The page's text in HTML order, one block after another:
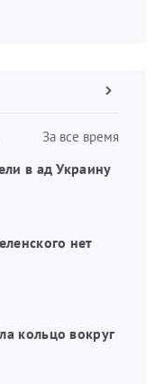
За все время
Следующая
в ад Украину
нет
кольцо вокруг